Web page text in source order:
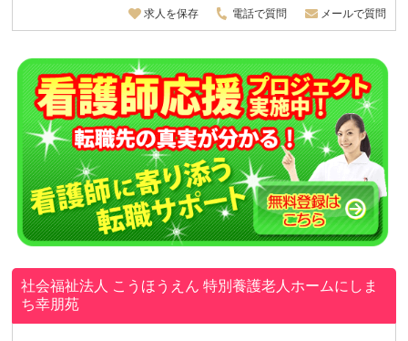
求人を保存 電話で質問 メールで質問
社会福祉法人 こうほうえん特別養護老人ホームにしま
ち幸朋苑